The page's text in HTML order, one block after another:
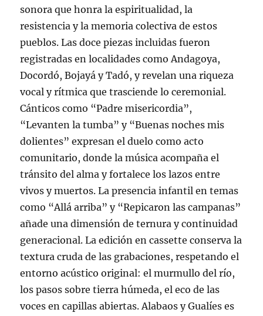
sonora que honra la espiritualidad, la
resistencia y la memoria colectiva de estos
pueblos. Las doce piezas incluidas fueron
registradas en localidades como Andagoya,
Docordó, Bojayá y Tadó, y revelan una riqueza
vocal y rítmica que trasciende lo ceremonial.
Cánticos como “Padre misericordia”,
“Levanten la tumba” y “Buenas noches mis
dolientes” expresan el duelo como acto
comunitario, donde la música acompaña el
tránsito del alma y fortalece los lazos entre
vivos y muertos. La presencia infantil en temas
como “Allá arriba” y “Repicaron las campanas”
añade una dimensión de ternura y continuidad
generacional. La edición en cassette conserva la
textura cruda de las grabaciones, respetando el
entorno acústico original: el murmullo del río,
los pasos sobre tierra húmeda, el eco de las
voces en capillas abiertas. Alabaos y Gualíes es